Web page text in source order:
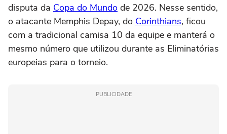
disputa da Copa do Mundo de 2026. Nesse sentido,
o atacante Memphis Depay, do Corinthians, ficou
com a tradicional camisa 10 da equipe e manterá o
mesmo número que utilizou durante as Eliminatórias
europeias para o torneio.
PUBLICIDADE